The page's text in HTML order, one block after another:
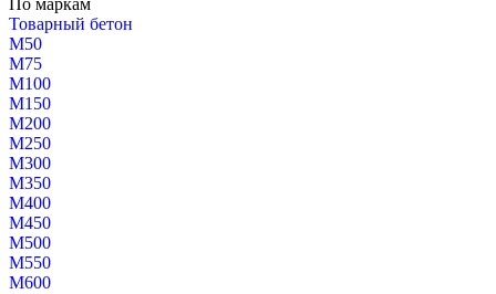
По маркам
Товарный бетон
М50
М75
М100
М150
М200
М250
М300
М350
М400
М450
М500
М550
М600